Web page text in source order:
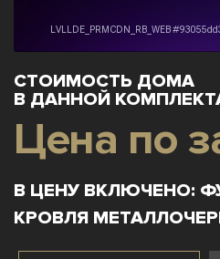
СТОИМОСТЬ ДОМА
В ДАННОЙ
Цена по
В ЦЕНУ ВКЛЮЧЕНО:
КРОВЛЯ